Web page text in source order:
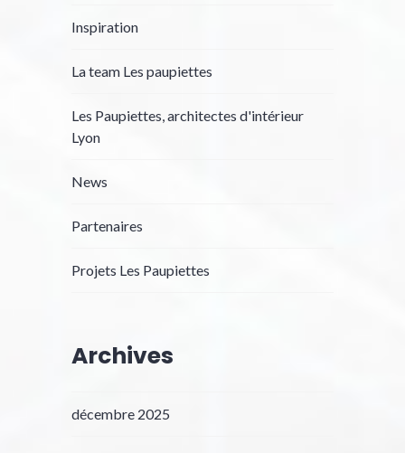
Inspiration
La team Les paupiettes
Les Paupiettes, architectes d'intérieur
Lyon
News
Partenaires
Projets Les Paupiettes
Archives
décembre 2025